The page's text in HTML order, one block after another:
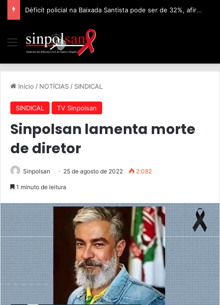
Déficit policial na Baixada Santista pode ser de 32%, afirma Sinpolsan
Início / NOTÍCIAS / SINDICAL
SINDICAL TV Sinpolsan
Sinpolsan lamenta morte
de diretor
Sinpolsan 25 de agosto de 2022 2.082
1 minuto de leitura